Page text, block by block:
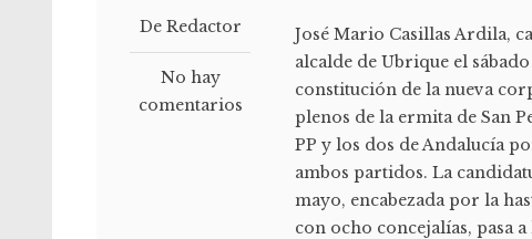
De Redactor
No hay
comentarios
José Mario Casillas Ardila,
alcalde de Ubrique el
constitución de la nueva
plenos de la ermita de San
PP y los dos de Andalucía
ambos partidos. La
mayo, encabezada por la
con ocho concejalías, pasa